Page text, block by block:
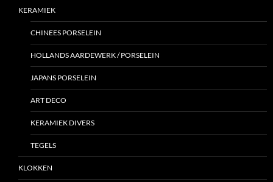
KERAMIEK
CHINEES PORSELEIN
HOLLANDS AARDEWERK / PORSELEIN
JAPANS PORSELEIN
ART DECO
KERAMIEK DIVERS
TEGELS
KLOKKEN